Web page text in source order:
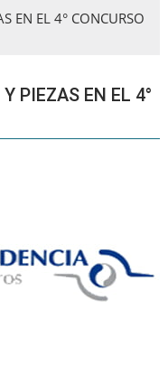
EN EL 4° CONCURSO
PIEZAS EN EL 4°